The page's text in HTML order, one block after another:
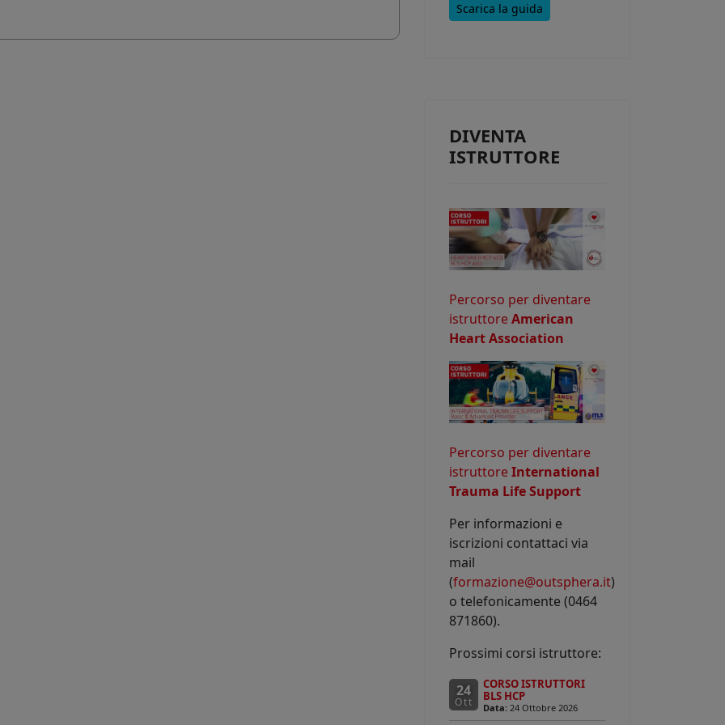
Scarica la guida
DIVENTA
ISTRUTTORE
Percorso per diventare
istruttoreAmerican
Heart Association
Percorso per diventare
istruttoreInternational
Trauma Life Support
Per informazioni e
iscrizioni contattaci via
mail
(formazione@outsphera.it)
o telefonicamente (0464
871860).
Prossimi corsi istruttore:
24
Ott
CORSO ISTRUTTORI
BLS HCP
Data: 24 Ottobre 2026